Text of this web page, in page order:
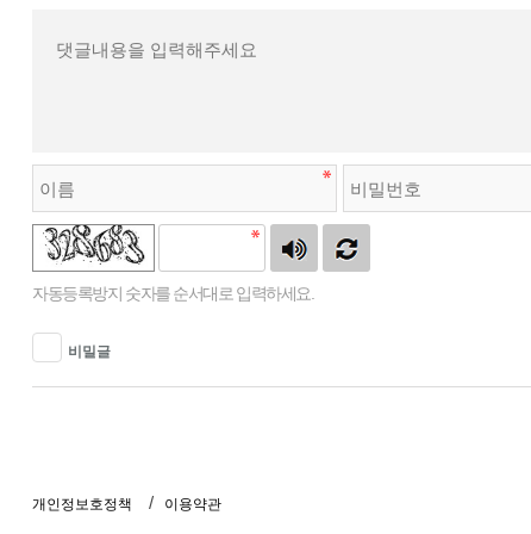
자동등록방지 숫자를 순서대로 입력하세요.
비밀글
개인정보호정책 이용약관